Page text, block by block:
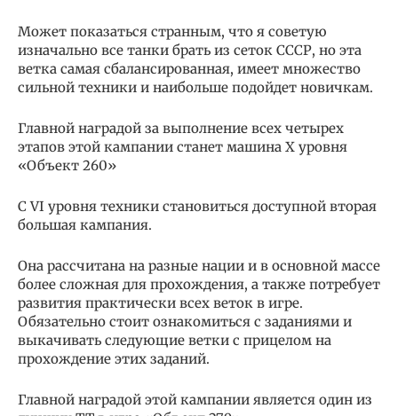
Может показаться странным, что я советую
изначально все танки брать из сеток СССР, но эта
ветка самая сбалансированная, имеет множество
сильной техники и наибольше подойдет новичкам.
Главной наградой за выполнение всех четырех
этапов этой кампании станет машина Х уровня
«Объект 260»
С VI уровня техники становиться доступной вторая
большая кампания.
Она рассчитана на разные нации и в основной массе
более сложная для прохождения, а также потребует
развития практически всех веток в игре.
Обязательно стоит ознакомиться с заданиями и
выкачивать следующие ветки с прицелом на
прохождение этих заданий.
Главной наградой этой кампании является один из